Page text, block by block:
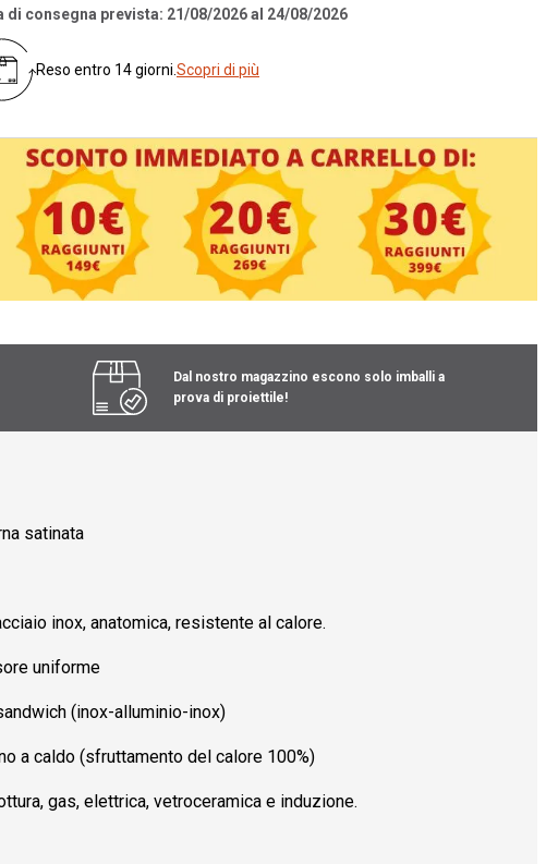
di consegna prevista: 21/08/2026 al 24/08/2026
Reso entro 14 giorni.Scopri di più
Dal nostro magazzino escono solo imballi a
prova di proiettile!
satinata
inox, anatomica, resistente al calore.
uniforme
(inox-alluminio-inox)
a caldo (sfruttamento del calore 100%)
gas, elettrica, vetroceramica e induzione.